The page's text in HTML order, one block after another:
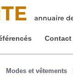
annuaire
Contact
Modes et vêtements